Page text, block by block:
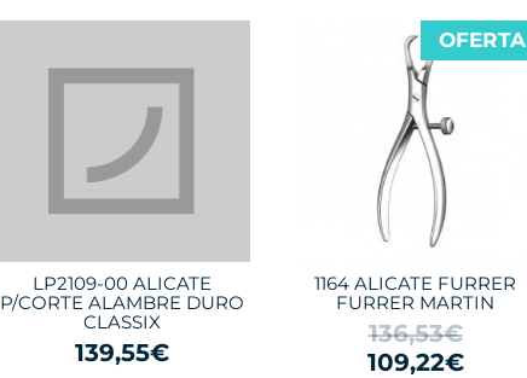
LP2109-00 ALICATE
P/CORTE ALAMBRE DURO
CLASSIX
139,55€
1164 ALICATE FURRER
FURRER MARTIN
136,53€
109,22€
OFERTA